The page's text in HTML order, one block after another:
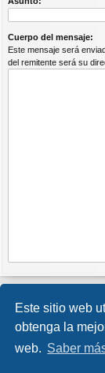
Este sitio web
obtenga la
web. Saber
Cuerpo del mensaje:
Este mensaje será
del remitente será su
Inicio (Web) Foro